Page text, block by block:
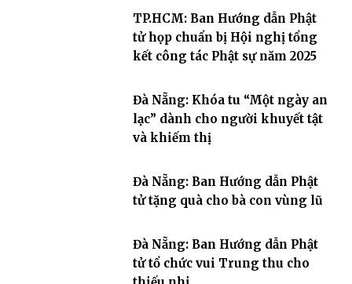
TP.HCM: Ban Hướng dẫn Phật
tử họp chuẩn bị Hội nghị tổng
kết công tác Phật sự năm 2025
Đà Nẵng: Khóa tu “Một ngày an
lạc” dành cho người khuyết tật
và khiếm thị
Đà Nẵng: Ban Hướng dẫn Phật
tử tặng quà cho bà con vùng lũ
Đà Nẵng: Ban Hướng dẫn Phật
tử tổ chức vui Trung thu cho